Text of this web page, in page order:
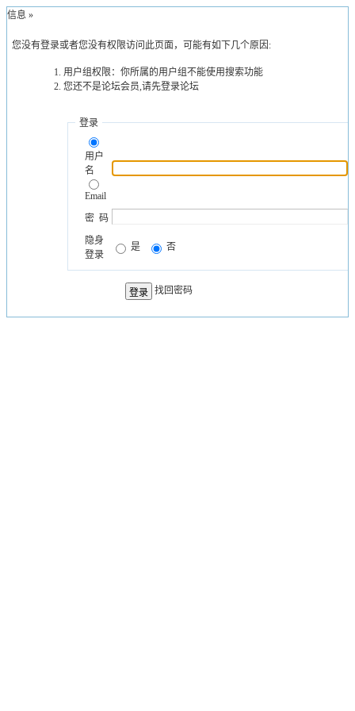
信息 »
您没有登录或者您没有权限访问此页面，可能有如下几个原因:
用户组权限：你所属的用户组不能使用搜索功能
您还不是论坛会员,请先登录论坛
登录
用户
名
Email
密 码
隐身
登录
是 否
找回密码